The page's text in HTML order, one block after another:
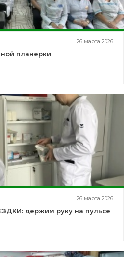
26 марта 2026
планерки
26 марта 2026
держим руку на пульсе